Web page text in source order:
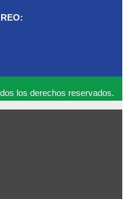
los derechos reservados.